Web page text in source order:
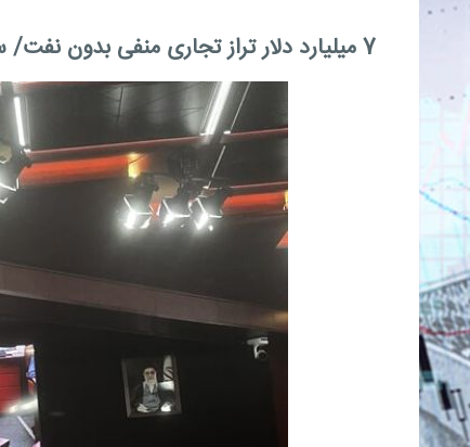
7 میلیارد دلار تراز تجاری منفی بدون نفت/ سهم صادرات 29.5 میلیارد دلار